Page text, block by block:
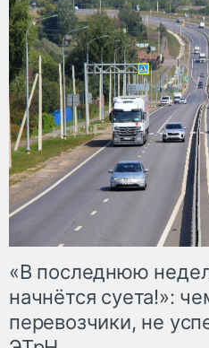
«В последнюю
начнётся суета!»:
перевозчики, не